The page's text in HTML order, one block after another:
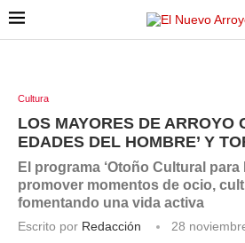
Cultura
LOS MAYORES DE ARROYO
EDADES DEL HOMBRE’ Y
El programa ‘Otoño Cultural para
promover momentos de ocio,
fomentando una vida activa
Escrito por Redacción
28